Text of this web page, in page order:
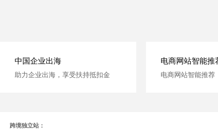
中国企业出海
助力企业出海，享受扶持抵扣金
电商网站智能推
电商网站智能推荐
跨境独立站：